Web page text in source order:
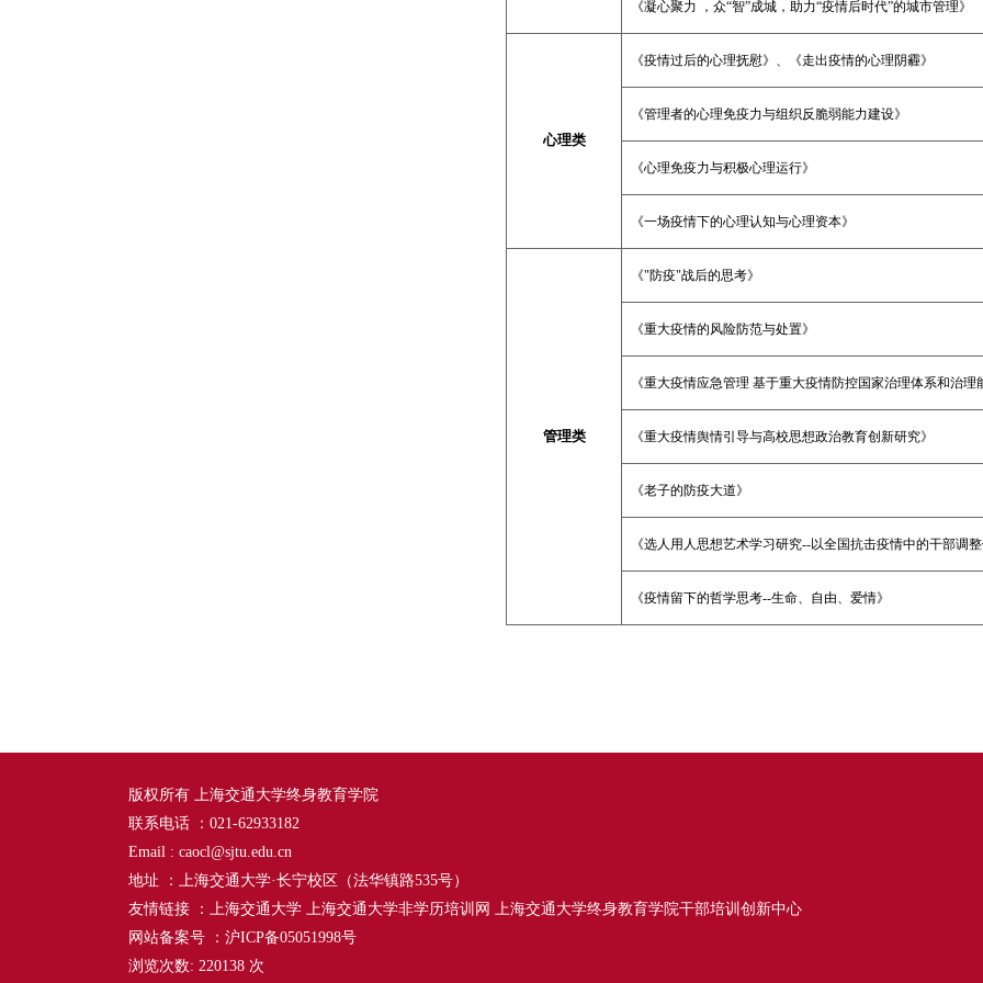
《凝心聚力 ，众“智”成城，助力“疫情后时代”的城市管理》
心理类
《疫情过后的心理抚慰》、《走出疫情的心理阴霾》
《管理者的心理免疫力与组织反脆弱能力建设》
《心理免疫力与积极心理运行》
《一场疫情下的心理认知与心理资本》
管理类
《"防疫"战后的思考》
《重大疫情的风险防范与处置》
《重大疫情应急管理 基于重大疫情防控国家治理体系和治理
《重大疫情舆情引导与高校思想政治教育创新研究》
《老子的防疫大道》
《选人用人思想艺术学习研究--以全国抗击疫情中的干部调整
《疫情留下的哲学思考--生命、自由、爱情》
版权所有 上海交通大学终身教育学院
联系电话 ：021-62933182
Email : caocl@sjtu.edu.cn
地址 ：上海交通大学·长宁校区（法华镇路535号）
友情链接 ： 上海交通大学 上海交通大学非学历培训网 上海交通大学终身教育学院干部培训创新中心
网站备案号 ：沪ICP备05051998号
浏览次数: 220138 次